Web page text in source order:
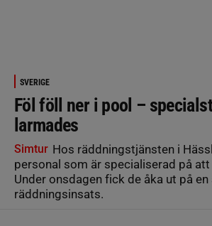
SVERIGE
Föl föll ner i pool –
larmades
Simtur Hos räddningstjänsten i
personal som är specialiserad på
Under onsdagen fick de åka ut på
räddningsinsats.